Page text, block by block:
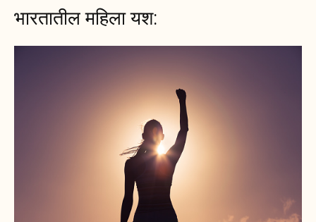
भारतातील महिला यश: